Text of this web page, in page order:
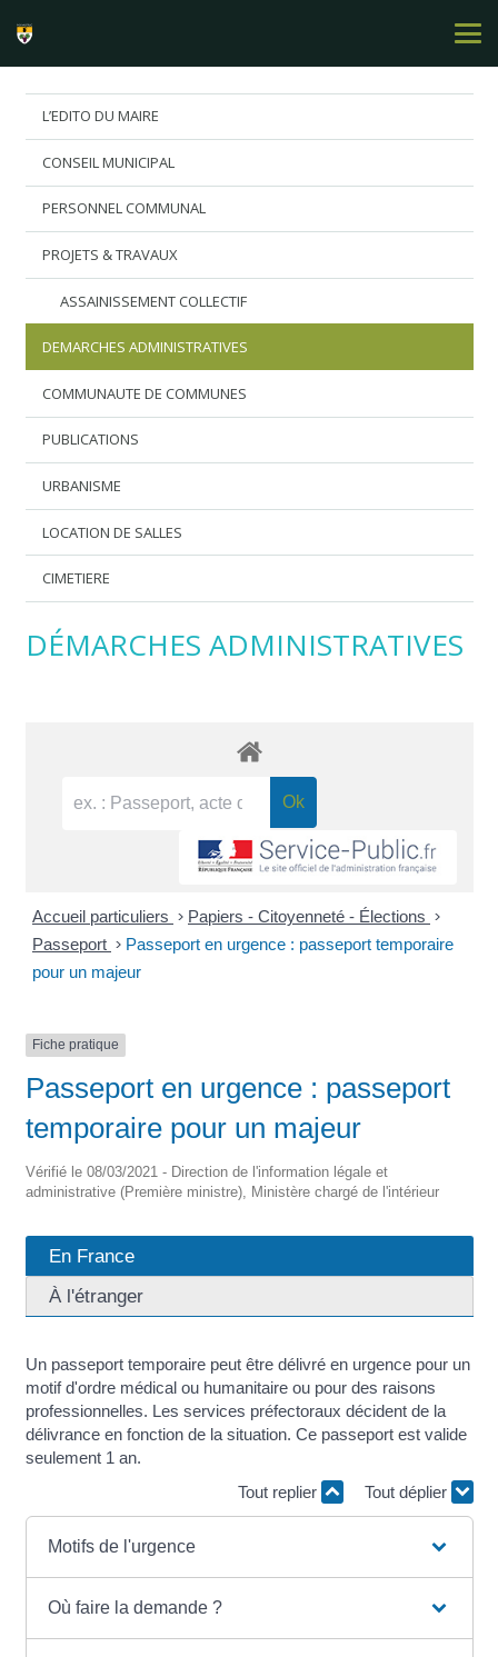
L’EDITO DU MAIRE
CONSEIL MUNICIPAL
PERSONNEL COMMUNAL
PROJETS & TRAVAUX
ASSAINISSEMENT COLLECTIF
DEMARCHES ADMINISTRATIVES
COMMUNAUTE DE COMMUNES
PUBLICATIONS
URBANISME
LOCATION DE SALLES
CIMETIERE
DÉMARCHES ADMINISTRATIVES
Accueil particuliers > Papiers - Citoyenneté - Élections >
Passeport > Passeport en urgence : passeport temporaire
pour un majeur
Fiche pratique
Passeport en urgence : passeport
temporaire pour un majeur
Vérifié le 08/03/2021 - Direction de l'information légale et
administrative (Première ministre), Ministère chargé de l'intérieur
En France
À l'étranger
Un passeport temporaire peut être délivré en urgence pour un
motif d'ordre médical ou humanitaire ou pour des raisons
professionnelles. Les services préfectoraux décident de la
délivrance en fonction de la situation. Ce passeport est valide
seulement 1 an.
Tout replier
Tout déplier
Motifs de l'urgence
Où faire la demande ?